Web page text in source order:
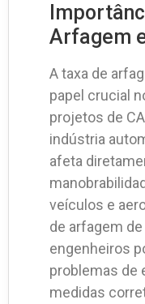
Arfagem
A taxa de
papel crucial
projetos de
indústria
afeta
veículos e
de arfagem
engenheiros
problemas de
medidas